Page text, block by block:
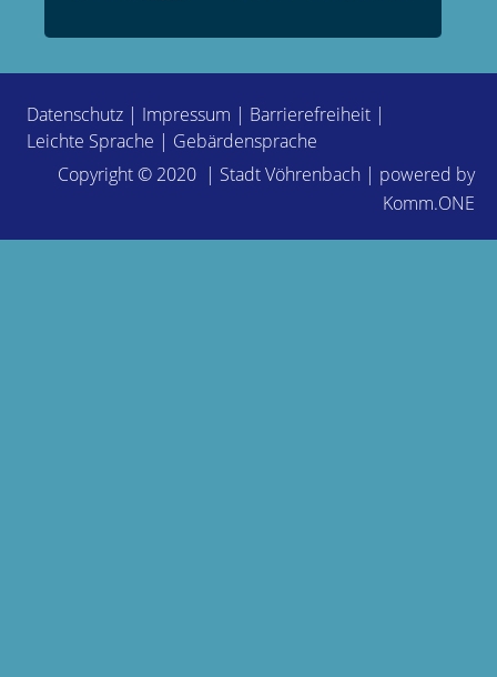
Datenschutz | Impressum | Barrierefreiheit |
Leichte Sprache | Gebärdensprache
Copyright © 2020 | Stadt Vöhrenbach | powered by
Komm.ONE